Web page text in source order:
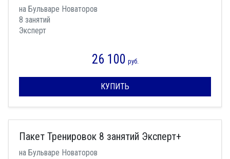
на Бульваре Новаторов
8 занятий
Эксперт
26 100 руб.
КУПИТЬ
Пакет Тренировок 8 занятий Эксперт+
на Бульваре Новаторов